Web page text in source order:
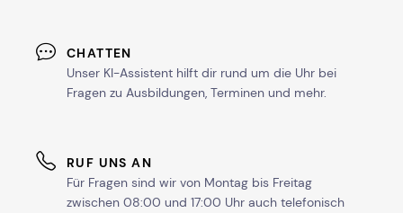
CHATTEN
Unser KI-Assistent hilft dir rund um die Uhr bei
Fragen zu Ausbildungen, Terminen und mehr.
RUF UNS AN
Für Fragen sind wir von Montag bis Freitag
zwischen 08:00 und 17:00 Uhr auch telefonisch